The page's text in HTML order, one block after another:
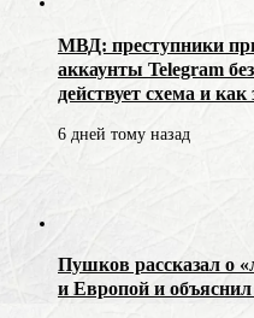
МВД: преступники
аккаунты Telegram
действует схема и
6 дней тому назад
Пушков рассказал о
и Европой и